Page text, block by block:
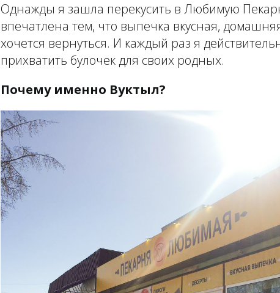
Однажды я зашла перекусить в Любимую
впечатлена тем, что выпечка вкусная,
хочется вернуться. И каждый раз я
прихватить булочек для своих родных.
Почему именно Вуктыл?